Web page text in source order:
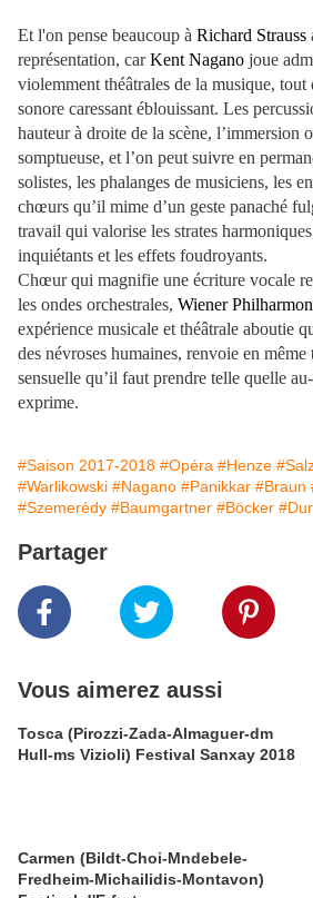
Et l'on pense beaucoup à Richard Strauss
représentation, carKent Nagano joue
violemment théâtrales de la musique,
sonore caressant éblouissant. Les
hauteur à droite de la scène, l’immersion
somptueuse, et l’on peut suivre en
solistes, les phalanges de musiciens, les
chœurs qu’il mime d’un geste panaché
travail qui valorise les strates
inquiétants et les effets foudroyants.
Chœur qui magnifie une écriture vocale
les ondes orchestrales, Wiener
expérience musicale et théâtrale aboutie
des névroses humaines, renvoie en même
sensuelle qu’il faut prendre telle quelle
exprime.
#Saison 2017-2018 #Opéra #Henze
#Warlikowski #Nagano #Panikkar #Braun
#Szemerédy #Baumgartner #Böcker #Dur
Partager
Vous aimerez aussi
Tosca (Pirozzi-Zada-Almaguer-dm
Hull-ms Vizioli) Festival Sanxay 2018
Carmen (Bildt-Choi-Mndebele-
Fredheim-Michailidis-Montavon)